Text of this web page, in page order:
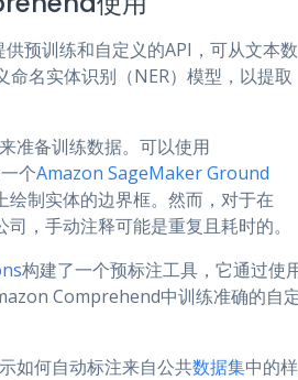
预训练和自定义的API，可从文本数
名实体识别（NER）模型，以提取
准备训练数据。可以使用
个Amazon SageMaker Ground
制实体的边界框。然而，对于在
，手动注释可能是重复且耗时的。
构建了一个预标注工具，它通过使
Comprehend中训练准确的自
如何自动标注来自公共数据集中的样